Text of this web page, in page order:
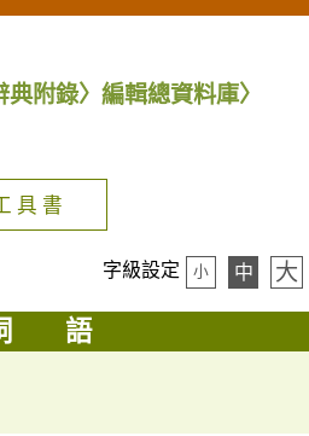
附錄〉編輯總資料庫〉
具 書
字級設定 小 中 大
語